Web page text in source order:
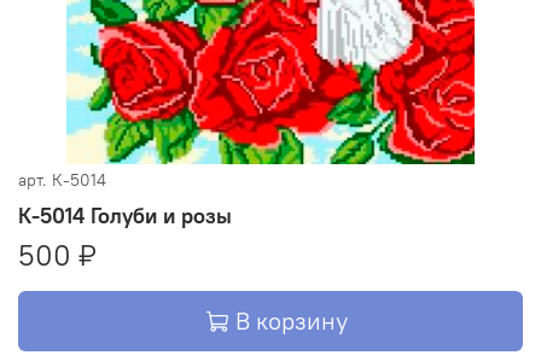
арт. К-5014
К-5014 Голуби и розы
500 ₽
В корзину